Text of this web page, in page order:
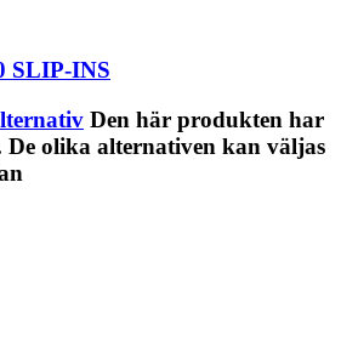
SLIP-INS
Den här produkten har
De olika alternativen kan väljas